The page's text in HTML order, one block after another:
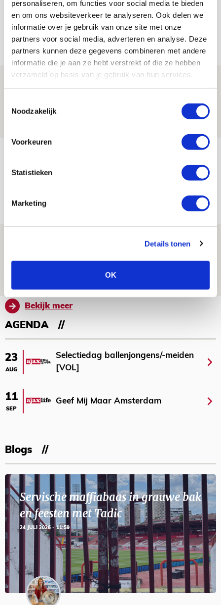
personaliseren, om functies voor social media te bieden
en om ons websiteverkeer te analyseren. Ook delen we
informatie over je gebruik van onze site met onze
partners voor social media, adverteren en analyse. Deze
partners kunnen deze gegevens combineren met andere
informatie die je aan ze hebt verstrekt of die ze hebben
verzameld op basis van je gebruik van hun services.
Noodzakelijk
Voorkeuren
Statistieken
Marketing
Details tonen
OK
Net binnen //
Ter Stegen over uitdagingen en
05 AUGUSTUS 2026 - 20:00
aanwinsten in thuisduel met
Laatste Kaarten Actie Ajax - sc
Bekijk meer
AGENDA
23
AUG
Selectiedag ballenjongens/-meiden
[VOL]
11
SEP
Geef Mij Maar Amsterdam
Blogs
Servische maffiabaas in grauwe bak
en feesten met Tadic
24 JULI 2026 - 11:59